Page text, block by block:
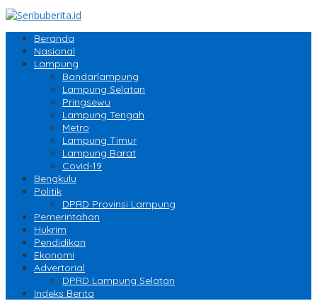
Beranda
Nasional
Lampung
Bandarlampung
Lampung Selatan
Pringsewu
Lampung Tengah
Metro
Lampung Timur
Lampung Barat
Covid-19
Bengkulu
Politik
DPRD Provinsi Lampung
Pemerintahan
Hukrim
Pendidikan
Ekonomi
Advertorial
DPRD Lampung Selatan
Indeks Berita